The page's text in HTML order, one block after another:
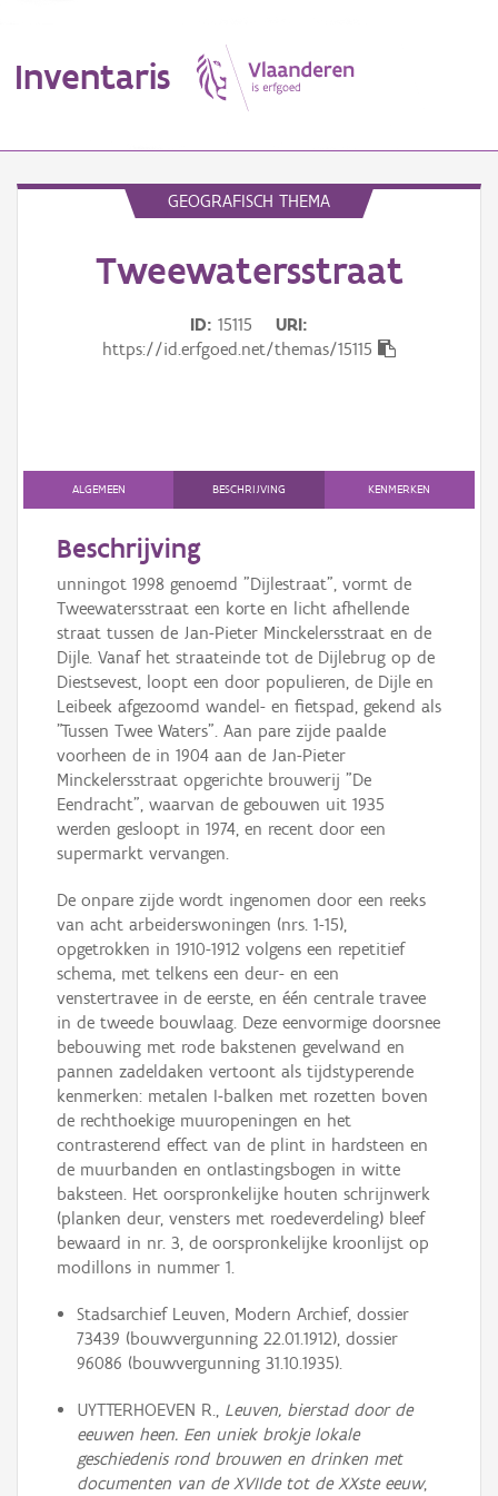
Inventaris
Persoon of collectief
Downloads
Hergebruik
Aanmelden
GEOGRAFISCH THEMA
Tweewatersstraat
ID 15115
URI
https://id.erfgoed.net/themas/15115
ALGEMEEN BESCHRIJVING KENMERKEN
Beschrijving
unningot 1998 genoemd "Dijlestraat", vormt de
Tweewatersstraat een korte en licht afhellende
straat tussen de Jan-Pieter Minckelersstraat en de
Dijle. Vanaf het straateinde tot de Dijlebrug op de
Diestsevest, loopt een door populieren, de Dijle en
Leibeek afgezoomd wandel- en fietspad, gekend als
"Tussen Twee Waters". Aan pare zijde paalde
voorheen de in 1904 aan de Jan-Pieter
Minckelersstraat opgerichte brouwerij "De
Eendracht", waarvan de gebouwen uit 1935
werden gesloopt in 1974, en recent door een
supermarkt vervangen.
De onpare zijde wordt ingenomen door een reeks
van acht arbeiderswoningen (nrs. 1-15),
opgetrokken in 1910-1912 volgens een repetitief
schema, met telkens een deur- en een
venstertravee in de eerste, en één centrale travee
in de tweede bouwlaag. Deze eenvormige doorsnee
bebouwing met rode bakstenen gevelwand en
pannen zadeldaken vertoont als tijdstyperende
kenmerken: metalen I-balken met rozetten boven
de rechthoekige muuropeningen en het
contrasterend effect van de plint in hardsteen en
de muurbanden en ontlastingsbogen in witte
baksteen. Het oorspronkelijke houten schrijnwerk
(planken deur, vensters met roedeverdeling) bleef
bewaard in nr. 3, de oorspronkelijke kroonlijst op
modillons in nummer 1.
Stadsarchief Leuven, Modern Archief, dossier
73439 (bouwvergunning 22.01.1912), dossier
96086 (bouwvergunning 31.10.1935).
UYTTERHOEVEN R., Leuven, bierstad door de
eeuwen heen. Een uniek brokje lokale
geschiedenis rond brouwen en drinken met
documenten van de XVIIde tot de XXste eeuw,